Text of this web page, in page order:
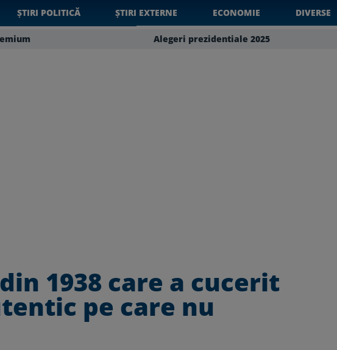
ȘTIRI POLITICĂ ȘTIRI EXTERNE ECONOMIE DIVERSE
Alegeri prezidentiale 2025
1938 care a cucerit
pe care nu